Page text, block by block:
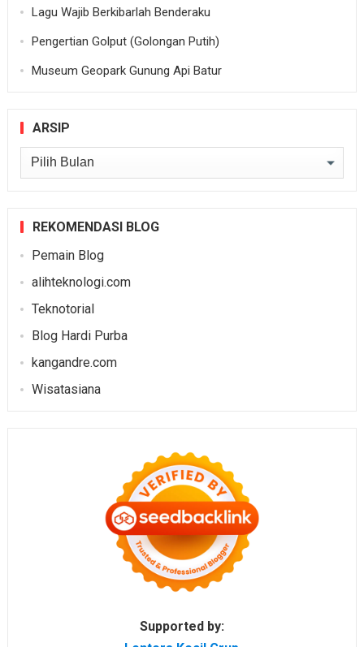
Lagu Wajib Berkibarlah Benderaku
Pengertian Golput (Golongan Putih)
Museum Geopark Gunung Api Batur
ARSIP
Arsip
REKOMENDASI BLOG
Pemain Blog
alihteknologi.com
Teknotorial
Blog Hardi Purba
kangandre.com
Wisatasiana
Supported by: